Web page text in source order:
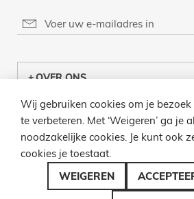
OVER ONS
KLANTENCENTRUM
INFO
BEL ONS
Wij gebruiken cookies om je
te verbeteren. Met ‘Weigeren’ ga je
noodzakelijke cookies. Je kunt ook
cookies je toestaat.
WEIGEREN